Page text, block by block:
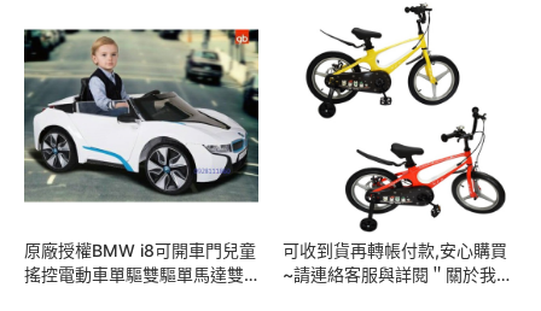
原廠授權BMW i8可開車門兒童
搖控電動車單驅雙驅單馬達雙
可收到貨再轉帳付款,安心購買
~請連絡客服與詳閱＂關於我＂